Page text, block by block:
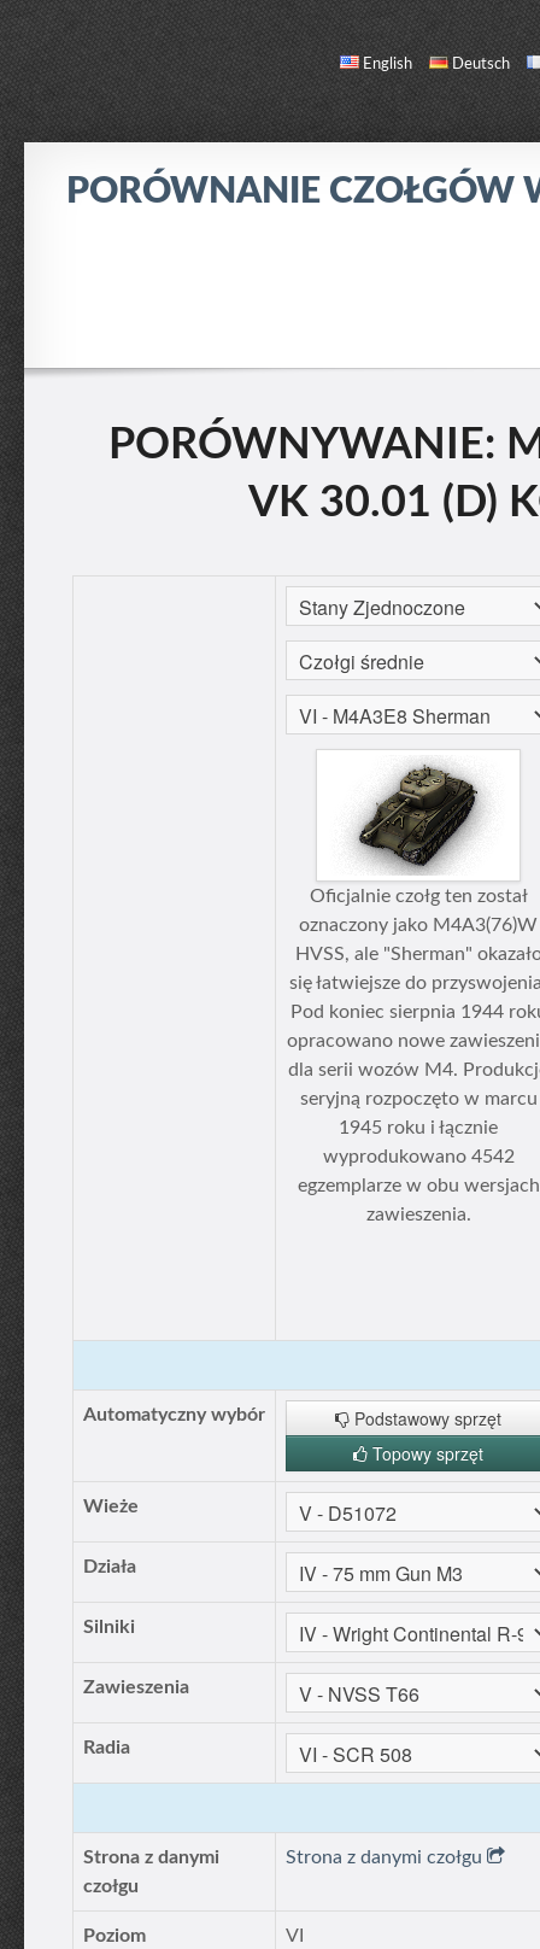
English Deutsch
PORÓWNANIE CZOŁGÓW
O NAS / KONTAKT
PORÓWNYWANIE:
VK 30.01 (D)
Oficjalnie czołg ten został
oznaczony jako M4A3(76)W
HVSS, ale "Sherman"
się łatwiejsze do
Pod koniec sierpnia 1944
opracowano nowe
dla serii wozów M4.
seryjną rozpoczęto w marcu
1945 roku i łącznie
wyprodukowano 4542
egzemplarze w obu wersjach
zawieszenia.
Automatyczny wybór
Podstawowy sprzęt
Topowy sprzęt
Wieże
Działa
Silniki
Zawieszenia
Radia
Strona z danymi
czołgu
Strona z danymi czołgu
Poziom VI